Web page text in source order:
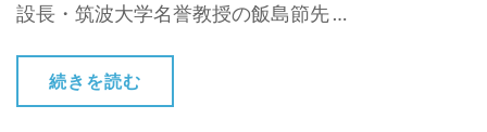
設長・筑波大学名誉教授の飯島節先 …
続きを読む